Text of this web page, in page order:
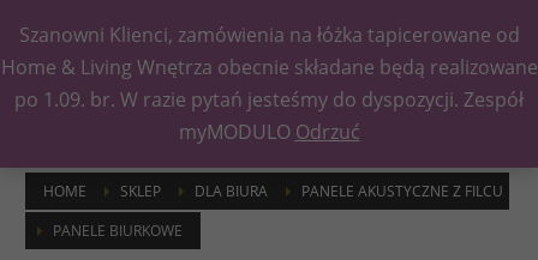
Kategorie
HOME SKLEP DLA BIURA
PANELE AKUSTYCZNE Z FILCU
PANELE BIURKOWE
Szanowni Klienci, zamówienia na łóżka tapicerowane od
Home & Living Wnętrza obecnie składane będą realizowane
po 1.09. br. W razie pytań jesteśmy do dyspozycji. Zespół
myMODULO Odrzuć